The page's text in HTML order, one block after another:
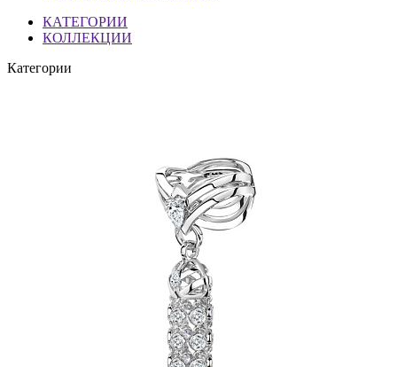
КАТЕГОРИИ
КОЛЛЕКЦИИ
Категории